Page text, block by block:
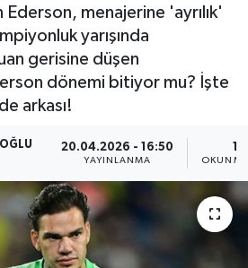
Ederson, menajerine 'ayrılık'
yarışında
gerisine düşen
dönemi bitiyor mu? İşte
arkası!
20.04.2026 - 16:50
YAYINLANMA
1